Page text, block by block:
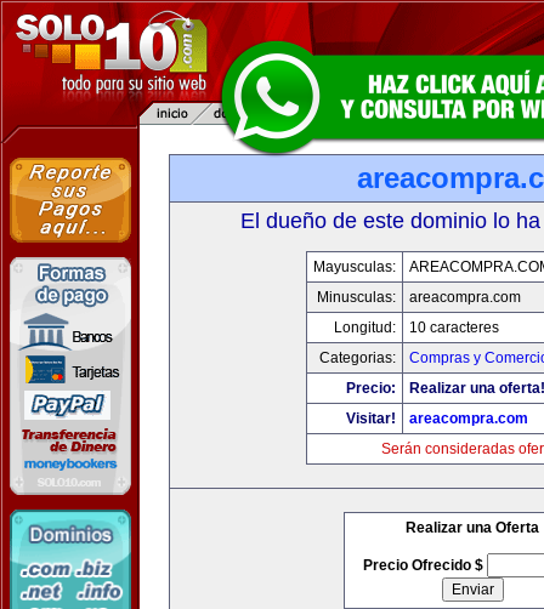
El dueño de este dominio lo
Mayusculas:
Minusculas:
areacompra.com
Longitud:
10 caracteres
Categorias:
Compras y
Precio:
Realizar una oferta!
Visitar!
areacompra.com
Serán consideradas
Realizar una Oferta
Precio Ofrecido $